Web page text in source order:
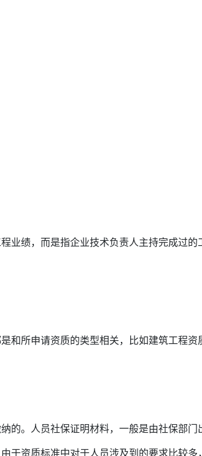
绩，而是指企业技术负责人主持完成过的
所申请资质的类型相关，比如建筑工程
。人员社保证明材料，一般是由社保部门
资质标准中对于人员涉及到的要求比较